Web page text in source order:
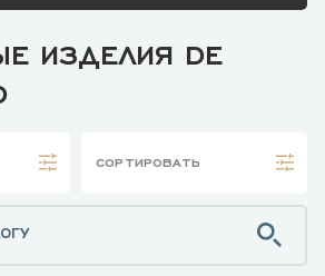
ИЗДЕЛИЯ DE
СОРТИРОВАТЬ